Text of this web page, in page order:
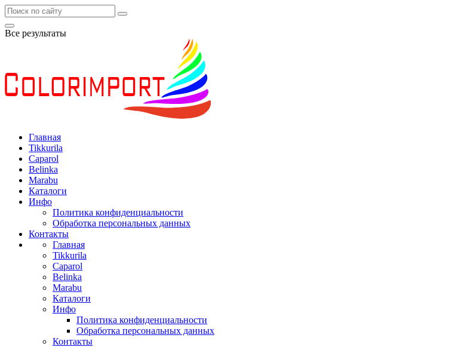
Все результаты
Главная
Tikkurila
Caparol
Belinka
Marabu
Каталоги
Инфо
Политика конфиденциальности
Обработка персональных данных
Контакты
Главная
Tikkurila
Caparol
Belinka
Marabu
Каталоги
Инфо
Политика конфиденциальности
Обработка персональных данных
Контакты